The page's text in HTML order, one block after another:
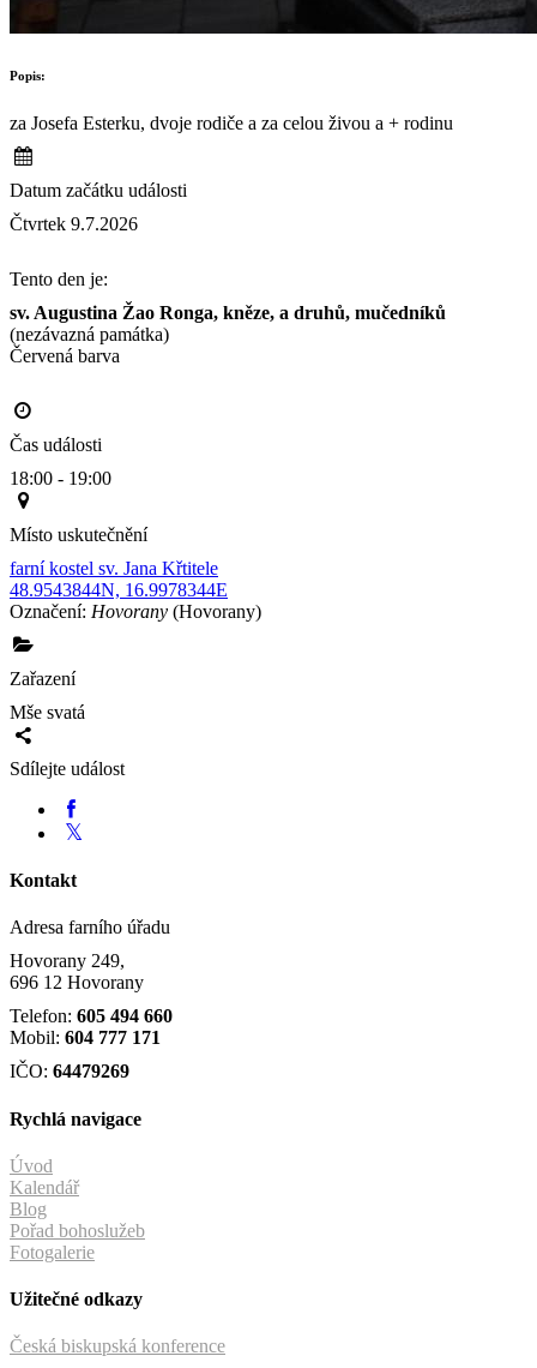
Popis:
za Josefa Esterku, dvoje rodiče a za celou živou a + rodinu
Datum začátku události
Čtvrtek 9.7.2026
Tento den je:
sv. Augustina Žao Ronga, kněze, a druhů, mučedníků
(nezávazná památka)
Červená barva
Čas události
18:00 - 19:00
Místo uskutečnění
farní kostel sv. Jana Křtitele
48.9543844N, 16.9978344E
Označení: Hovorany (Hovorany)
Zařazení
Mše svatá
Sdílejte událost
Kontakt
Adresa farního úřadu
Hovorany 249,
696 12 Hovorany
Telefon: 605 494 660
Mobil: 604 777 171
IČO: 64479269
Rychlá navigace
Úvod
Kalendář
Blog
Pořad bohoslužeb
Fotogalerie
Užitečné odkazy
Česká biskupská konference